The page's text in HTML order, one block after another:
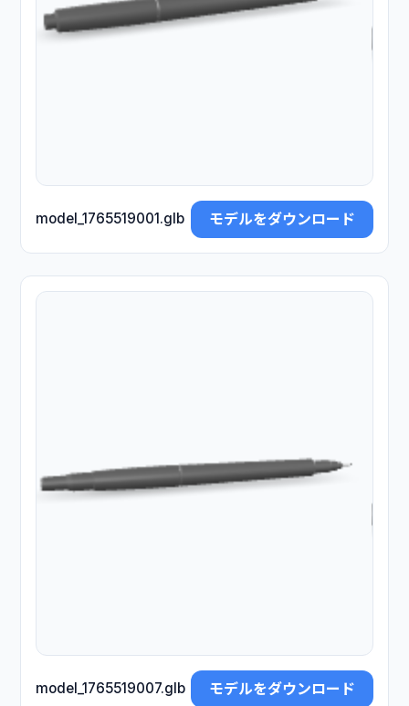
model_1765519001.glb モデルをダウンロード
model_1765519007.glb モデルをダウンロード